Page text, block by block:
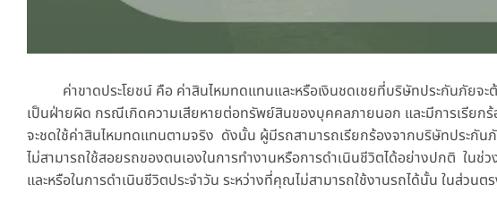
ค่าขาดประโยชน์ คือ ค่าสินไหมทดแทนและหรือเงินชดเชยที่บริษัทประกันภัย
เป็นฝ่ายผิด กรณีเกิดความเสียหายต่อทรัพย์สินของบุคคลภายนอก และมีการเรียก
จะชดใช้ค่าสินไหมทดแทนตามจริง ดังนั้น ผู้มีรถสามารถเรียกร้องจากบริษัทประกั
ไม่สามารถใช้สอยรถของตนเองในการทำงานหรือการดำเนินชีวิตได้อย่างปกติ ใ
และหรือในการดำเนินชีวิตประจำวัน ระหว่างที่คุณไม่สามารถใช้งานรถได้นั้น ในส่วน